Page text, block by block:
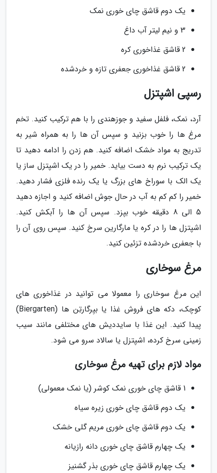
یک دوم قاشق چای خوری نمک
3 و نیم لیتر آب داغ
2 قاشق غذاخوری کره
2 قاشق غذاخوری جعفری تازه و خردشده
رسپی اشپتزل
آرد، نمک، فلفل سفید و جوزهندی را با هم ترکیب کنید. تخم
مرغ ها را خوب بزنید و سپس آن ها را به همراه شیر به
تدریج به مواد خشک اضافه کنید. هم زدن را ادامه دهید تا
یک ترکیب نرم به دست بیاید. خمیر را در یک اشپتزل ساز یا
یک الک با سوراخ های بزرگ یا یک رنده فلزی فشار دهید.
خمیر را کم کم به آب در حال جوش اضافه کنید و اجازه دهید
5 الی 8 دقیقه خوب بپزد. سپس آن ها را آبکش کنید.
اشپتزل ها را در کره یا مارگارین سرخ کنید. سپس روی آن را
با جعفری خردشده تزئین کنید.
مرغ سوخاری
این مرغ سوخاری را معمولا می توانید در غذاخوری های
کوچک، دکه های فروش غذا یا بیِرگارتِن ها (Biergarten)
پیدا کنید. این غذا با سایددیش های مختلفی مانند سیب
زمینی سرخ کرده، اشپتزل یا سالاد سرو می شود.
مواد لازم برای تهیه مرغ سوخاری
1 قاشق چای خوری نمک کوشر (یا نمک معمولی)
یک دوم قاشق چای خوری زیره سیاه
یک دوم قاشق چای خوری مریم گلی خشک
یک چهارم قاشق چای خوری دانه رازیانه
یک چهارم قاشق چای خوری بذر گشنیز